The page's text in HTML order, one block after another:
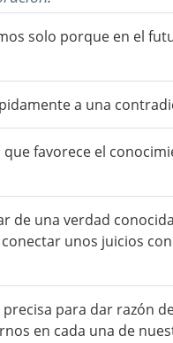
solo porque en el
a una
favorece el
de una verdad
unos juicios
para dar razón
en cada una de